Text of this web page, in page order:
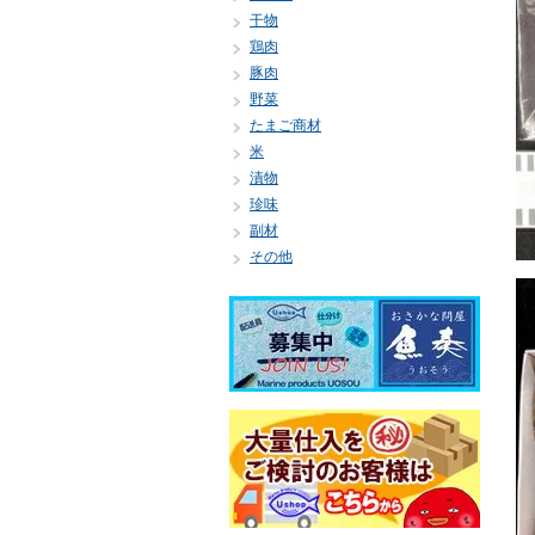
干物
鶏肉
豚肉
野菜
たまご商材
米
漬物
珍味
副材
その他